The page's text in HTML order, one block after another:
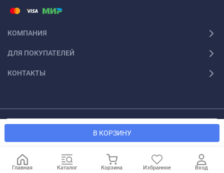
В КОРЗИНУ
КОМПАНИЯ
ДЛЯ ПОКУПАТЕЛЕЙ
КОНТАКТЫ
Главная Каталог Корзина Избранное Вход